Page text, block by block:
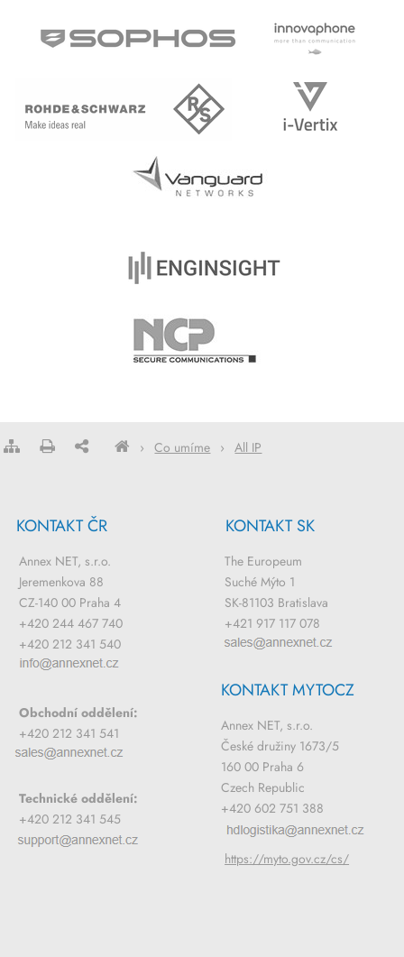
› Co umíme › All IP
KONTAKT ČR
Annex NET, s.r.o.
Jeremenkova 88
CZ-140 00 Praha 4
+420 244 467 740
+420 212 341 540
Obchodní oddělení:
+420 212 341 541
Technické oddělení:
+420 212 341 545
KONTAKT SK
The Europeum
Suché Mýto 1
SK-81103 Bratislava
+421 917 117 078
KONTAKT MYTOCZ
Annex NET, s.r.o.
České družiny 1673/5
160 00 Praha 6
Czech Republic
+420 602 751 388
https://myto.gov.cz/cs/